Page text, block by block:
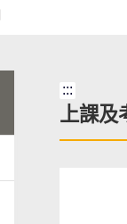
:::
上課及